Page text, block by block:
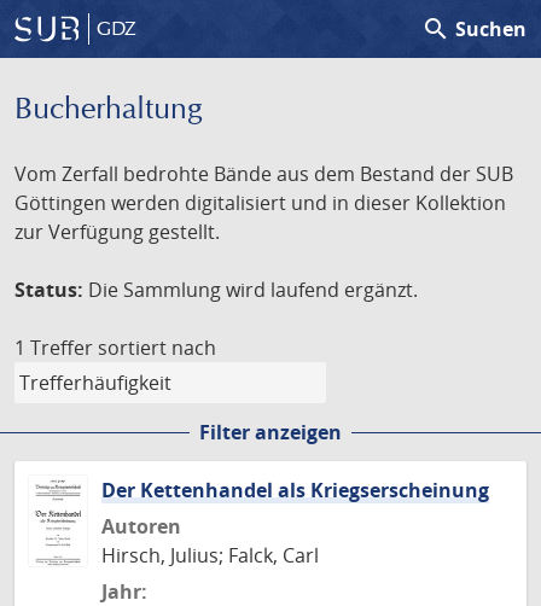
GDZ search Suchen
Bucherhaltung
Vom Zerfall bedrohte Bände aus dem Bestand der SUB
Göttingen werden digitalisiert und in dieser Kollektion
zur Verfügung gestellt.
Status: Die Sammlung wird laufend ergänzt.
1 Treffer sortiert nach
Filter anzeigen
Der Kettenhandel als Kriegserscheinung
Autoren
Hirsch, Julius; Falck, Carl
Jahr: